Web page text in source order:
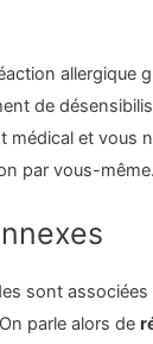
allergique
de
médical et vous
par vous-même.
sont associées
parle alors de